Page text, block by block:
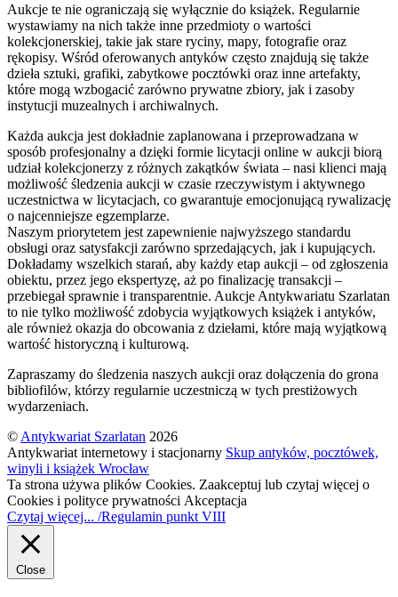
Aukcje te nie ograniczają się wyłącznie do książek. Regularnie
wystawiamy na nich także inne przedmioty o wartości
kolekcjonerskiej, takie jak stare ryciny, mapy, fotografie oraz
rękopisy. Wśród oferowanych antyków często znajdują się także
dzieła sztuki, grafiki, zabytkowe pocztówki oraz inne artefakty,
które mogą wzbogacić zarówno prywatne zbiory, jak i zasoby
instytucji muzealnych i archiwalnych.
Każda aukcja jest dokładnie zaplanowana i przeprowadzana w
sposób profesjonalny a dzięki formie licytacji online w aukcji biorą
udział kolekcjonerzy z różnych zakątków świata – nasi klienci mają
możliwość śledzenia aukcji w czasie rzeczywistym i aktywnego
uczestnictwa w licytacjach, co gwarantuje emocjonującą rywalizację
o najcenniejsze egzemplarze.
Naszym priorytetem jest zapewnienie najwyższego standardu
obsługi oraz satysfakcji zarówno sprzedających, jak i kupujących.
Dokładamy wszelkich starań, aby każdy etap aukcji – od zgłoszenia
obiektu, przez jego ekspertyzę, aż po finalizację transakcji –
przebiegał sprawnie i transparentnie. Aukcje Antykwariatu Szarlatan
to nie tylko możliwość zdobycia wyjątkowych książek i antyków,
ale również okazja do obcowania z dziełami, które mają wyjątkową
wartość historyczną i kulturową.
Zapraszamy do śledzenia naszych aukcji oraz dołączenia do grona
bibliofilów, którzy regularnie uczestniczą w tych prestiżowych
wydarzeniach.
© Antykwariat Szarlatan 2026
Antykwariat internetowy i stacjonarny Skup antyków, pocztówek,
winyli i książek Wrocław
Ta strona używa plików Cookies. Zaakceptuj lub czytaj więcej o
Cookies i polityce prywatności Akceptacja
Czytaj więcej... /Regulamin punkt VIII
Close